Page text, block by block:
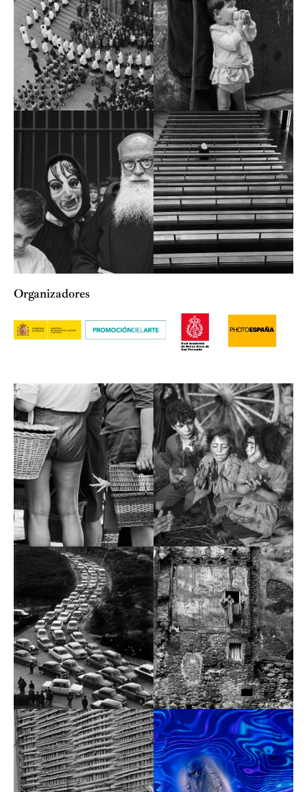
Más tarde hace incursiones en el mundo de la moda y la
publicidad y por decisión propia finaliza su carrera
profesional investigando con el color. Su trabajo le ha
hecho merecedor de numerosos premios, entre los que
destacan el Premio Ciudad de Barcelona de Fotografía
(1963 y 1976), la Medalla de Oro al Mérito Artístico del
Ayuntamiento de Barcelona (2009), la Creu de Sant
Jordi de la Generalitat de Catalunya y el Premio
Nacional de Fotografía que otorga el Ministerio de
Educación, Cultura y Deporte (2012).
Organizadores